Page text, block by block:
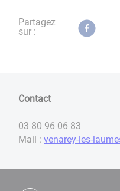
Partagez
sur :
Contact
03 80 96 06 83
Mail :venarey-les-